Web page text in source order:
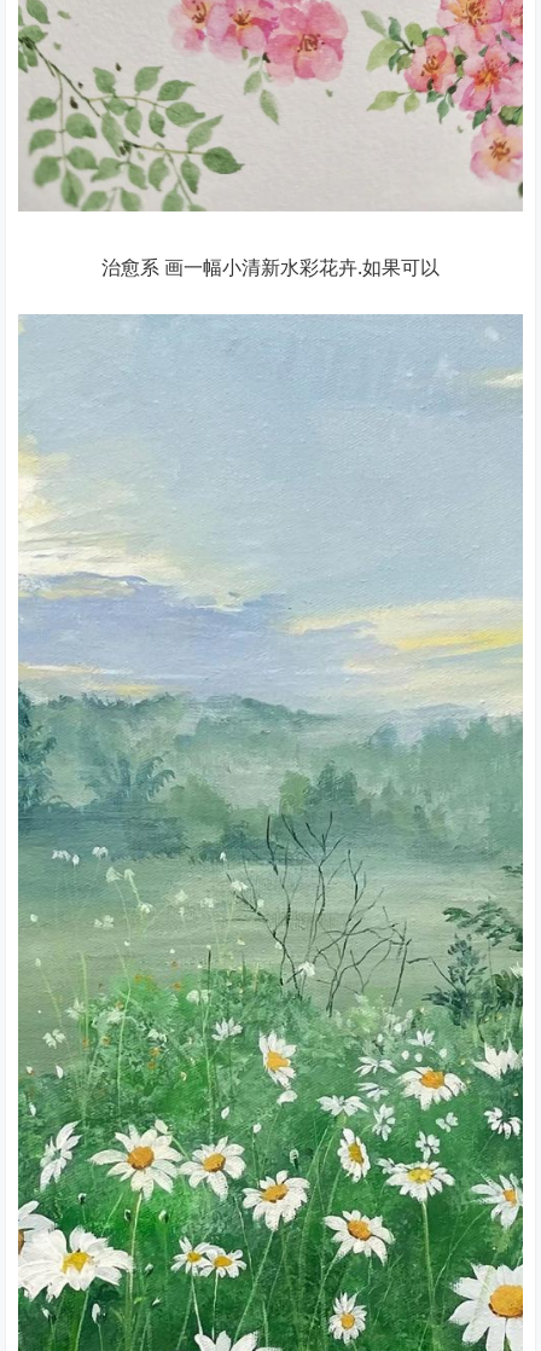
治愈系 画一幅小清新水彩花卉.如果可以